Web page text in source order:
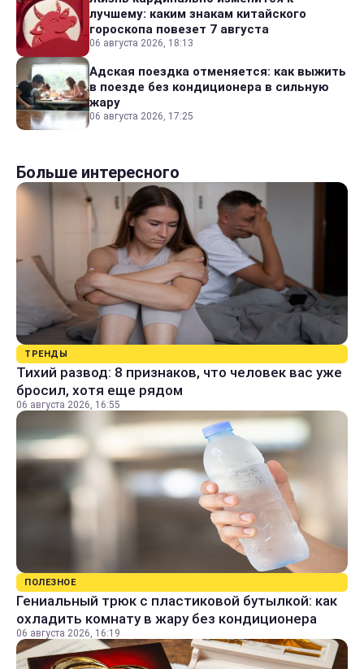
лучшему: каким знакам китайского
гороскопа повезет 7 августа
06 августа 2026, 18:13
Адская поездка отменяется: как выжить
в поезде без кондиционера в сильную
жару
06 августа 2026, 17:25
Больше интересного
ТРЕНДЫ
Тихий развод: 8 признаков, что человек вас уже
бросил, хотя еще рядом
06 августа 2026, 16:55
ПОЛЕЗНОЕ
Гениальный трюк с пластиковой бутылкой: как
охладить комнату в жару без кондиционера
06 августа 2026, 16:19